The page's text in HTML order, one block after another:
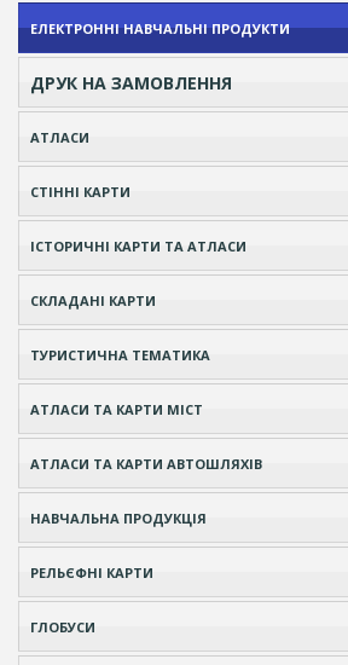
ЕЛЕКТРОННІ НАВЧАЛЬНІ ПРОДУКТИ
ДРУК НА ЗАМОВЛЕННЯ
АТЛАСИ
СТІННІ КАРТИ
ІСТОРИЧНІ КАРТИ ТА АТЛАСИ
СКЛАДАНІ КАРТИ
ТУРИСТИЧНА ТЕМАТИКА
АТЛАСИ ТА КАРТИ МІСТ
АТЛАСИ ТА КАРТИ АВТОШЛЯХІВ
НАВЧАЛЬНА ПРОДУКЦІЯ
РЕЛЬЄФНІ КАРТИ
ГЛОБУСИ